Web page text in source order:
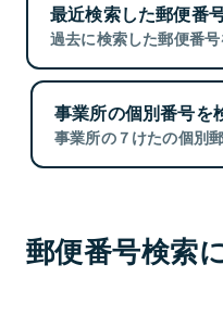
最近検索した郵便番
過去に検索した郵便番号
事業所の個別番号を
事業所の７けたの個別
郵便番号検索